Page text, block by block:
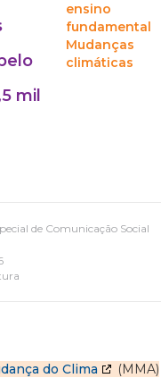
mil
ensino
fundamental
Mudanças
climáticas
de Comunicação Social
do Clima
(MMA)